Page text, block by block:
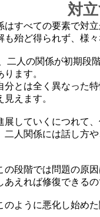
対
はすべての要素で対立
も殆ど得られず、様
二人の関係が初期段
ます。
分とは全く異なった
見えます。
展していくにつれて
二人関係には話し方
の段階では問題の原
あえれば修復できる
のように悪化し始め